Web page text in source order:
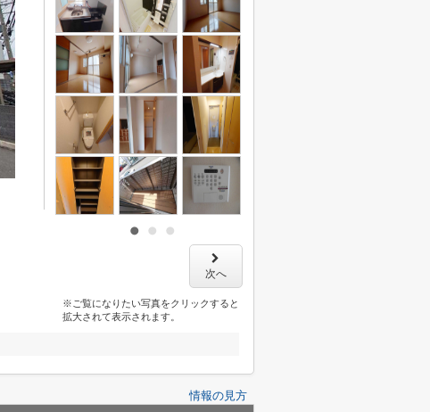
次へ
※ご覧になりたい写真をクリックすると
拡大されて表示されます。
情報の見方